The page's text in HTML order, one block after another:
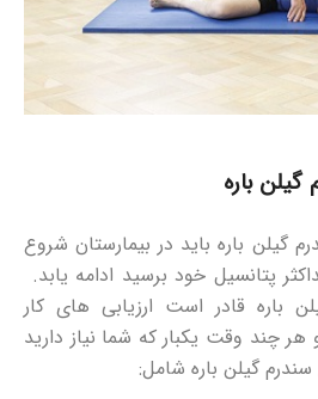
گیلن باره
گیلن باره باید در بیمارستان شروع
پتانسیل خود برسید ادامه یابد.
باره قادر است ارزیابی های کار
چند وقت یکبار که شما نیاز دارید
سندرم گیلن باره شامل: